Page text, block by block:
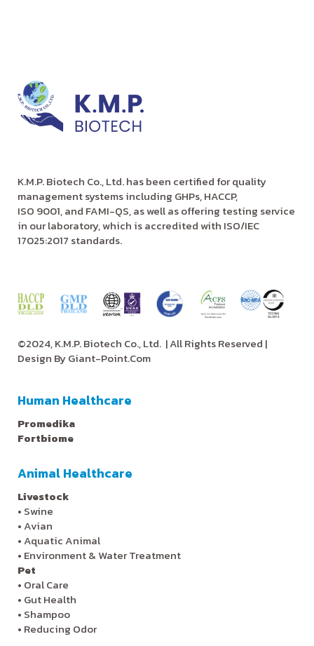
K.M.P. Biotech Co., Ltd. has been certified for quality
management systems including GHPs, HACCP,
ISO 9001, and FAMI-QS, as well as offering testing service
in our laboratory, which is accredited with ISO/IEC
17025:2017 standards.
©2024, K.M.P. Biotech Co., Ltd. | All Rights Reserved |
Design ByGiant-Point.Com
Human Healthcare
Promedika
Fortbiome
Animal Healthcare
Livestock
• Swine
•Avian
•Aquatic Animal
• Environment & Water Treatment
Pet
• Oral Care
• Gut Health
• Shampoo
• Reducing Odor